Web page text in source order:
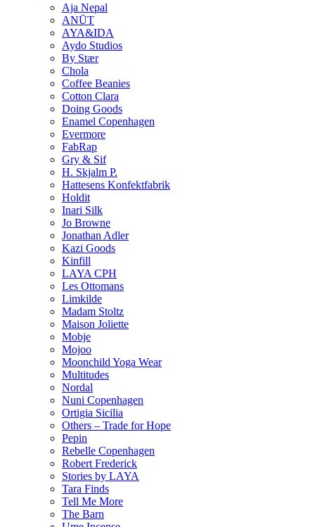
Aja Nepal
ANŪT
AYA&IDA
Aydo Studios
By Stær
Chola
Coffee Beanies
Cotton Clara
Doing Goods
Enamel Copenhagen
Evermore
FabRap
Gry & Sif
H. Skjalm P.
Hattesens Konfektfabrik
Holdit
Inari Silk
Jo Browne
Jonathan Adler
Kazi Goods
Kinfill
LAYA CPH
Les Ottomans
Limkilde
Madam Stoltz
Maison Joliette
Mobje
Mojoo
Moonchild Yoga Wear
Multitudes
Nordal
Nuni Copenhagen
Ortigia Sicilia
Others – Trade for Hope
Pepin
Rebelle Copenhagen
Robert Frederick
Stories by LAYA
Tara Finds
Tell Me More
The Barn